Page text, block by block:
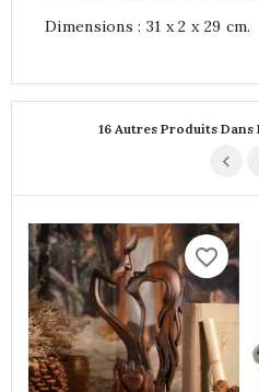
Dimensions : 31 x 2 x 29 cm.
16 Autres Produits
favorite_border